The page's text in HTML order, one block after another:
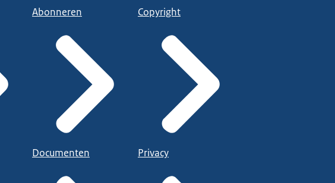
Abonneren
Documenten
Copyright
Privacy